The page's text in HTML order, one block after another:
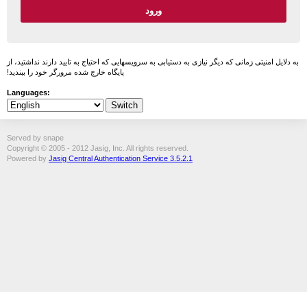
به دلایل امنیتی زمانی که دیگر نیازی به دستیابی به سرویسهایی که احتیاج به تایید دارند نداشتید، از
پایگاه خارج شده مرورگر خود را ببندید!
Languages:
Served by snape
Copyright © 2005 - 2012 Jasig, Inc. All rights reserved.
Powered by Jasig Central Authentication Service 3.5.2.1